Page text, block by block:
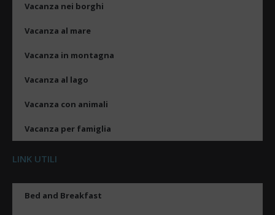
Vacanza nei borghi
Vacanza al mare
Vacanza in montagna
Vacanza al lago
Vacanza con animali
Vacanza per famiglia
LINK UTILI
Bed and Breakfast